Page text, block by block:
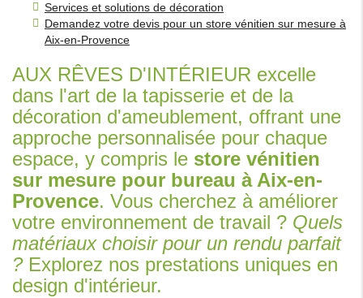
Services et solutions de décoration
Demandez votre devis pour un store vénitien sur mesure à
Aix-en-Provence
AUX RÊVES D'INTÉRIEUR excelle
dans l'art de la tapisserie et de la
décoration d'ameublement, offrant une
approche personnalisée pour chaque
espace, y compris le store vénitien
sur mesure pour bureau à Aix-en-
Provence. Vous cherchez à améliorer
votre environnement de travail ? Quels
matériaux choisir pour un rendu parfait
?Explorez nos prestations uniques en
design d'intérieur.